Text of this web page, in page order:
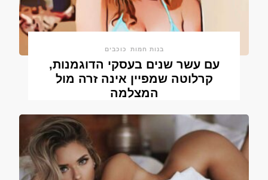
בנות חמות כוכבים
עם עשר שנים בעסקי הדוגמנות,
קרלוטה שמפיין אינה זרה מול
המצלמה